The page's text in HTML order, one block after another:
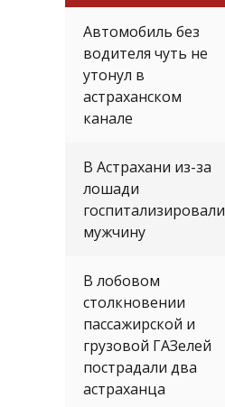
Автомобиль без
водителя чуть не
утонул в
астраханском
канале
В Астрахани из-за
лошади
госпитализировали
мужчину
В лобовом
столкновении
пассажирской и
грузовой ГАЗелей
пострадали два
астраханца